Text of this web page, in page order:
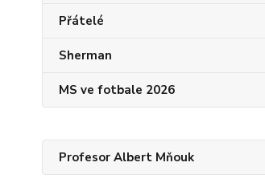
Přátelé
Sherman
MS ve fotbale 2026
Profesor Albert Mňouk